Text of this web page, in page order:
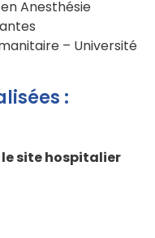
Anesthésie
– Université
:
site hospitalier